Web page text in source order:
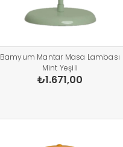
Bamyum Mantar Masa Lambası
Mint Yeşili
₺1.671,00